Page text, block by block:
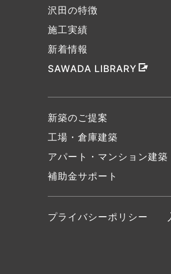
沢田の特徴
施工実績
新着情報
SAWADA LIBRARY
新築のご提案
工場・倉庫建築
アパート・マンション建築
補助金サポート
プライバシーポリシー